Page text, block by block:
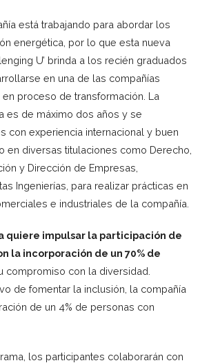
está trabajando para abordar los
energética, por lo que esta nueva
U’ brinda a los recién graduados
en una de las compañías
proceso de transformación. La
es de máximo dos años y se
con experiencia internacional y buen
en diversas titulaciones como Derecho,
y Dirección de Empresas,
Ingenierías, para realizar prácticas en
e industriales de la compañía.
quiere impulsar la participación de
la incorporación de un 70% de
compromiso con la diversidad.
de fomentar la inclusión, la compañía
de un 4% de personas con
los participantes colaborarán con